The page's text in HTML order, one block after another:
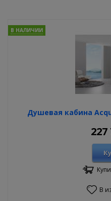
Душевая кабина
В НАЛИЧИИ
227
В